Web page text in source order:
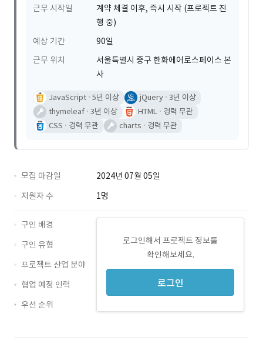
근무 시작일
계약 체결 이후, 즉시 시작 (프로젝트 진
행 중)
예상 기간
90일
근무 위치
서울특별시 중구 한화에어로스페이스 본
사
JavaScript 5년 이상 jQuery 3년 이상
thymeleaf 3년 이상 HTML
경력 무관
CSS
경력 무관 charts 경력 무관
모집 마감일
2024년 07월 05일
지원자 수
1명
로그인해서 프로젝트 정보를
확인해보세요.
로그인
구인 배경
구인 유형
프로젝트 산업 분야
협업 예정 인력
우선 순위